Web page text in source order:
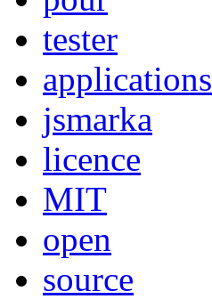
tester
applications
jsmarka
licence
MIT
open
source